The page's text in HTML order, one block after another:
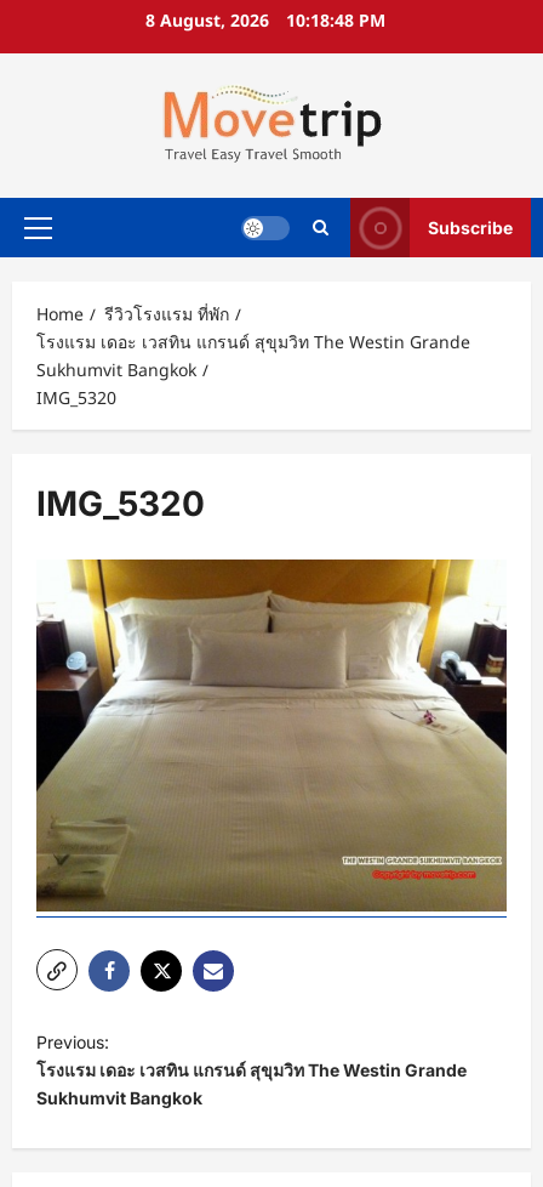
8 August, 2026 10:18:49 PM
Primary
Subscribe
Home
รีวิวโรงแรม ที่พัก
โรงแรม เดอะ เวสทิน แกรนด์ สุขุมวิท The Westin Grande
Sukhumvit Bangkok
IMG_5320
IMG_5320
P
o
s
t
Previous:
โรงแรม เดอะ เวสทิน แกรนด์ สุขุมวิท The Westin Grande
Sukhumvit Bangkok